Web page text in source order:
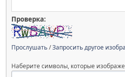
Проверка:
Прослушать/Запросить другое
Наберите символы, которые